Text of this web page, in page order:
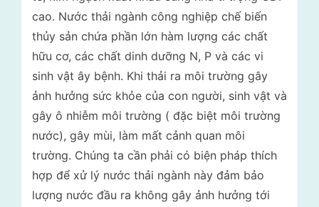
cao. Nước thải ngành công nghiệp chế biến
thủy sản chứa phần lớn hàm lượng các chất
hữu cơ, các chất dinh dưỡng N, P và các vi
sinh vật ây bệnh. Khi thải ra môi trường gây
ảnh hưởng sức khỏe của con người, sinh vật và
gây ô nhiễm môi trường ( đặc biệt môi trường
nước), gây mùi, làm mất cảnh quan môi
trường. Chúng ta cần phải có biện pháp thích
hợp để xử lý nước thải ngành này đảm bảo
lượng nước đầu ra không gây ảnh hưởng tới